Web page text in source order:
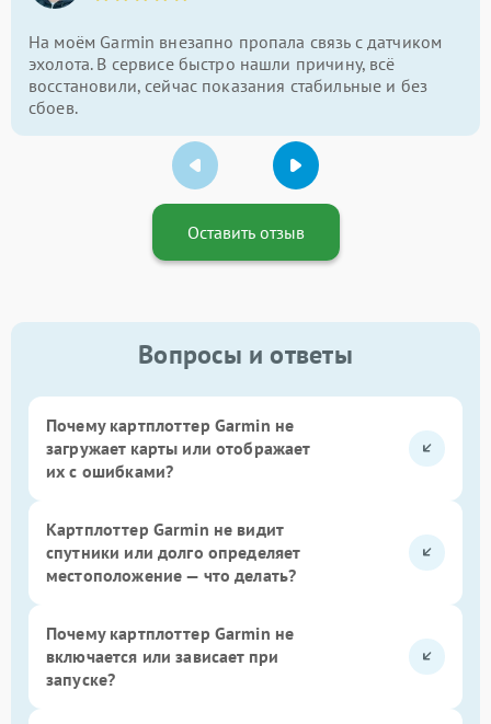
На моём Garmin внезапно пропала связь с датчиком
эхолота. В сервисе быстро нашли причину, всё
восстановили, сейчас показания стабильные и без
сбоев.
Оставить отзыв
Вопросы и ответы
Почему картплоттер Garmin не
загружает карты или отображает
их с ошибками?
Картплоттер Garmin не видит
спутники или долго определяет
местоположение — что делать?
Почему картплоттер Garmin не
включается или зависает при
запуске?